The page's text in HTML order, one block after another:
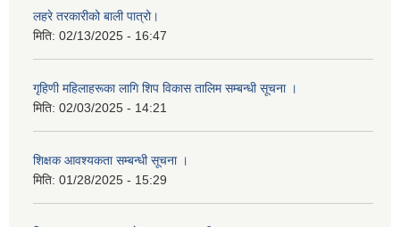
लहरे तरकारीको बाली पात्रो।
मिति: 02/13/2025 - 16:47
गृहिणी महिलाहरूका लागि शिप विकास तालिम सम्बन्धी सूचना ‌।
मिति: 02/03/2025 - 14:21
शिक्षक आवश्यकता सम्बन्धी सूचना ।
मिति: 01/28/2025 - 15:29